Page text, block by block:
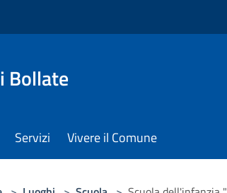
Bollate
Servizi Vivere il Comune